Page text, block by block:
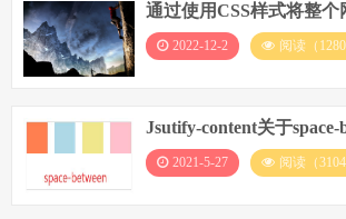
通过使用CSS样式将整个
代码
2022-12-2 阅读（
Jsutify-content关于space-
around的使用效果展示
2021-5-27 阅读（3104